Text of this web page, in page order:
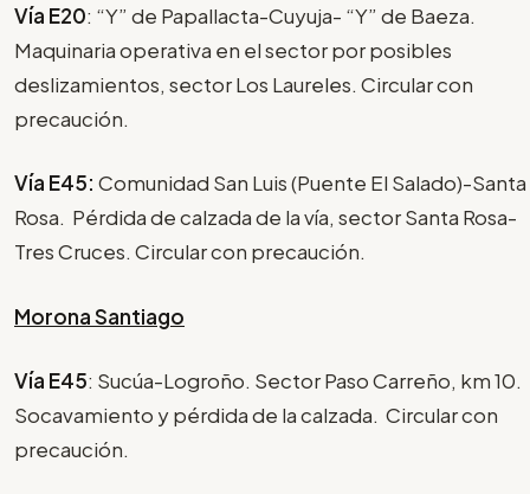
Vía E20: “Y” de Papallacta-Cuyuja- “Y” de Baeza.
Maquinaria operativa en el sector por posibles
deslizamientos, sector Los Laureles. Circular con
precaución.
Vía E45: Comunidad San Luis (Puente El Salado)-Santa
Rosa. Pérdida de calzada de la vía, sector Santa Rosa-
Tres Cruces. Circular con precaución.
Morona Santiago
Vía E45: Sucúa-Logroño. Sector Paso Carreño, km 10.
Socavamiento y pérdida de la calzada. Circular con
precaución.